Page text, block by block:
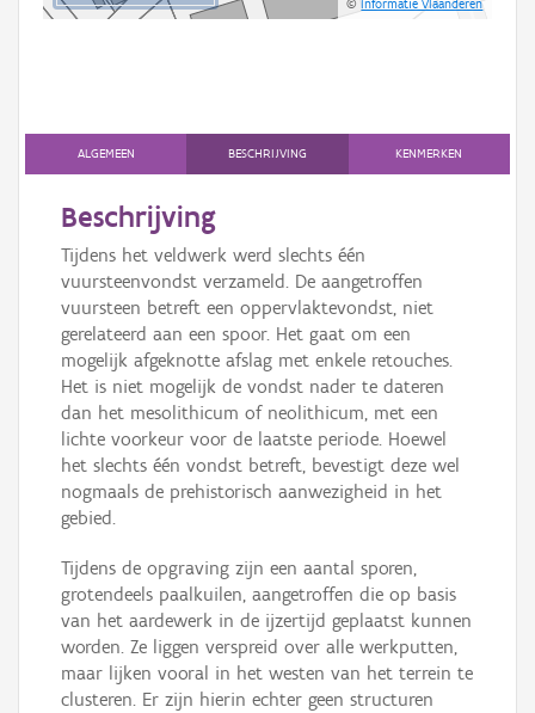
©Informatie Vlaanderen
ALGEMEEN BESCHRIJVING KENMERKEN
Beschrijving
Tijdens het veldwerk werd slechts één
vuursteenvondst verzameld. De aangetroffen
vuursteen betreft een oppervlaktevondst, niet
gerelateerd aan een spoor. Het gaat om een
mogelijk afgeknotte afslag met enkele retouches.
Het is niet mogelijk de vondst nader te dateren
dan het mesolithicum of neolithicum, met een
lichte voorkeur voor de laatste periode. Hoewel
het slechts één vondst betreft, bevestigt deze wel
nogmaals de prehistorisch aanwezigheid in het
gebied.
Tijdens de opgraving zijn een aantal sporen,
grotendeels paalkuilen, aangetroffen die op basis
van het aardewerk in de ijzertijd geplaatst kunnen
worden. Ze liggen verspreid over alle werkputten,
maar lijken vooral in het westen van het terrein te
clusteren. Er zijn hierin echter geen structuren